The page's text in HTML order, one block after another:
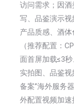
访问需求；因
写、品鉴演示
产品质感、酒
（推荐配置：
面首屏加载≤3
实拍图、品鉴
备案”海外服务
外配置视频加